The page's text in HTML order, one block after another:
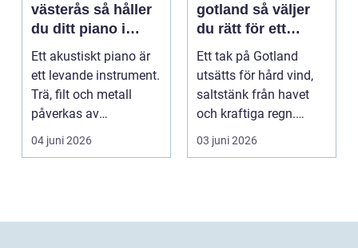
västerås så håller
du ditt piano i
toppform
Ett akustiskt piano är
ett levande instrument.
Trä, filt och metall
påverkas av
årstidernas växlinga...
04 juni 2026
gotland så väljer
du rätt för ett
hållbart tak
Ett tak på Gotland
utsätts för hård vind,
saltstänk från havet
och kraftiga regn.
Taket behöver vara...
03 juni 2026